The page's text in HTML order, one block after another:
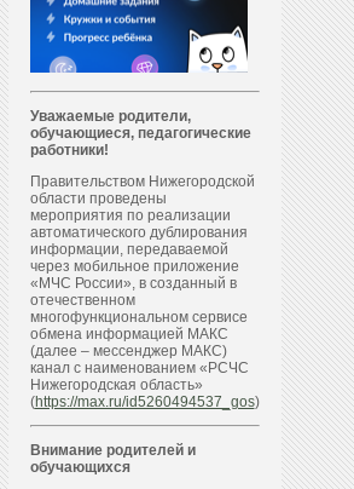
Уважаемые родители,
обучающиеся, педагогические
работники!
Правительством Нижегородской
области проведены
мероприятия по реализации
автоматического дублирования
информации, передаваемой
через мобильное приложение
«МЧС России», в созданный в
отечественном
многофункциональном сервисе
обмена информацией МАКС
(далее – мессенджер МАКС)
канал с наименованием «РСЧС
Нижегородская область»
(https://max.ru/id5260494537_gos)
Внимание родителей и
обучающихся